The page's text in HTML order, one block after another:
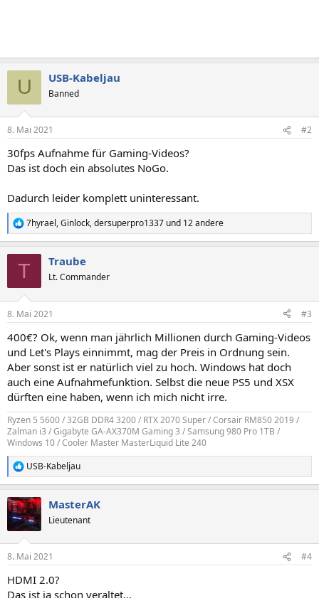
U USB-Kabeljau
Banned
8. Mai 2021 #2
30fps Aufnahme für Gaming-Videos?
Das ist doch ein absolutes NoGo.
Dadurch leider komplett uninteressant.
R
e
e
:
7hyrael,Ginlock,dersuperpro1337 und 12 andere
T Traube
Lt. Commander
8. Mai 2021 #3
400€? Ok, wenn man jährlich Millionen durch Gaming-Videos
und Let's Plays einnimmt, mag der Preis in Ordnung sein.
Aber sonst ist er natürlich viel zu hoch. Windows hat doch
auch eine Aufnahmefunktion. Selbst die neue PS5 und XSX
dürften eine haben, wenn ich mich nicht irre.
Ryzen 5 5600 / 32GB DDR4 3200 / RTX 2070 Super / Corsair RM850 2019 /
Zalman i3 / Gigabyte GA-AX370M Gaming 3 / Samsung 980 Pro 1TB /
Windows 10 / Cooler Master MasterLiquid Lite 240
R
e
k
t
i
e
:
USB-Kabeljau
MasterAK
Lieutenant
8. Mai 2021 #4
HDMI 2.0?
Das ist ja schon veraltet...